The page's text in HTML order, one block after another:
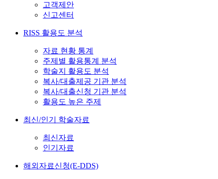
고객제안
신고센터
RISS 활용도 분석
자료 현황 통계
주제별 활용통계 분석
학술지 활용도 분석
복사/대출제공 기관 분석
복사/대출신청 기관 분석
활용도 높은 주제
최신/인기 학술자료
최신자료
인기자료
해외자료신청(E-DDS)